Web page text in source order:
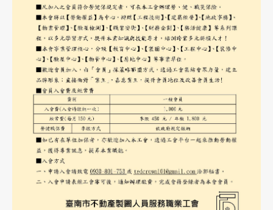
臺南市不動產製圖人員服務職業工會徵求會員公告
2023-11-06 協會公告
公益講座-國土計畫法功能分區與規劃實務
2023-09-02 協會公告
2024-02-23 協會公告
防火管理人講習(初訓課程)
2021-09-23 期刊發佈
物業管理課程
113年9月18、19、25、26日(計4日)
113年9月公寓大廈事務管理人員培訓講習(台
南班)